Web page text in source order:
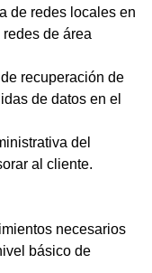
de redes locales en
de área
recuperación de
de datos en el
del
al cliente.
necesarios
básico de